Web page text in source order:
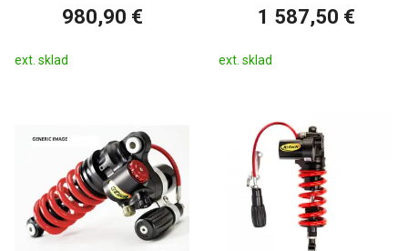
980,90 €
ext. sklad
1 587,50 €
ext. sklad